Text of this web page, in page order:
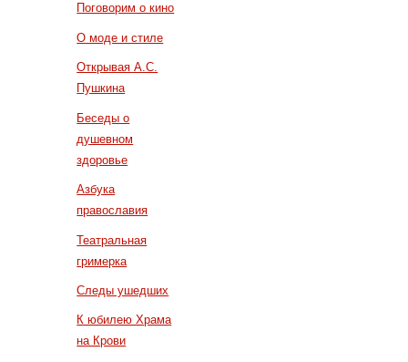
Поговорим о кино
О моде и стиле
Открывая А.С.
Пушкина
Беседы о
душевном
здоровье
Азбука
православия
Театральная
гримерка
Следы ушедших
К юбилею Храма
на Крови